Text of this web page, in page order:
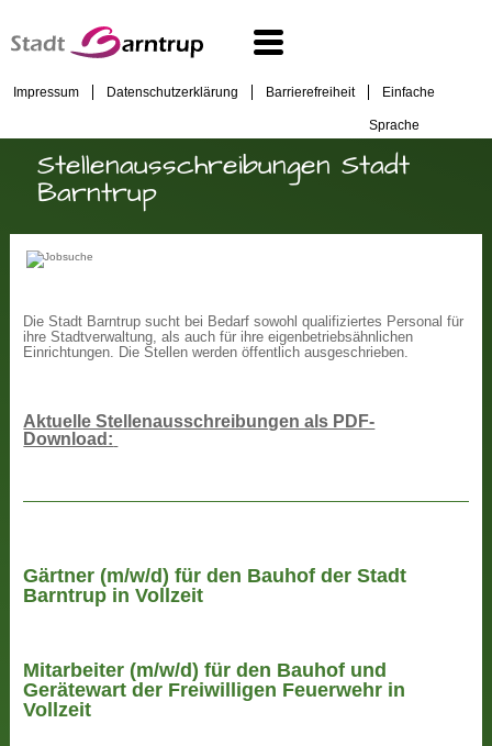
Impressum Datenschutzerklärung Barrierefreiheit Einfache
Sprache
Stellenausschreibungen Stadt
Barntrup
Die Stadt Barntrup sucht bei Bedarf sowohl qualifiziertes Personal für
ihre Stadtverwaltung, als auch für ihre eigenbetriebsähnlichen
Einrichtungen. Die Stellen werden öffentlich ausgeschrieben.
Aktuelle Stellenausschreibungen als PDF-
Download:
Gärtner (m/w/d) für den Bauhof der Stadt
Barntrup in Vollzeit
Mitarbeiter (m/w/d) für den Bauhof und
Gerätewart der Freiwilligen Feuerwehr in
Vollzeit